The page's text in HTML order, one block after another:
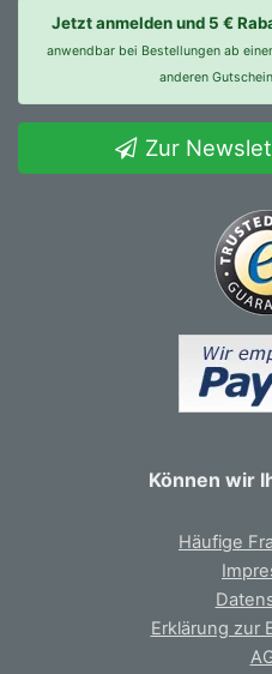
Jetzt anmelden und 5 €
anwendbar bei Bestellungen ab
anderen
Zur
Können wir
Häufige
Erklärung zur